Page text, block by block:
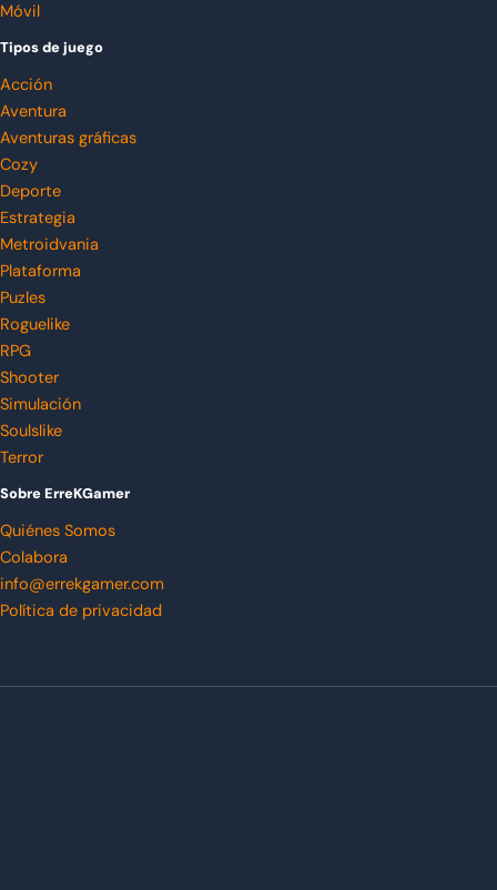
Móvil
Tipos de juego
Acción
Aventura
Aventuras gráficas
Cozy
Deporte
Estrategia
Metroidvania
Plataforma
Puzles
Roguelike
RPG
Shooter
Simulación
Soulslike
Terror
Sobre ErreKGamer
Quiénes Somos
Colabora
info@errekgamer.com
Política de privacidad